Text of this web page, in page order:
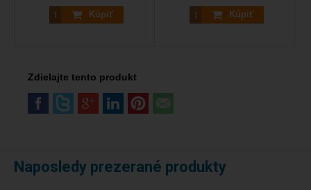
Kúpiť Kúpiť
Zdielajte tento produkt
Naposledy prezerané produkty